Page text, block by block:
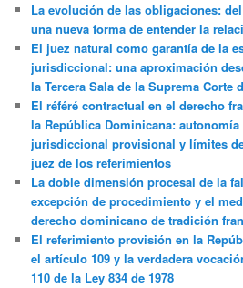
La evolución de las obligaciones:
una nueva forma de entender la
El juez natural como garantía de la
jurisdiccional: una aproximación
la Tercera Sala de la Suprema Corte
El référé contractual en el derecho
la República Dominicana:
jurisdiccional provisional y límites
juez de los referimientos
La doble dimensión procesal de la
excepción de procedimiento y el
derecho dominicano de tradición
El referimiento provisión en la
el artículo 109 y la verdadera
110 de la Ley 834 de 1978